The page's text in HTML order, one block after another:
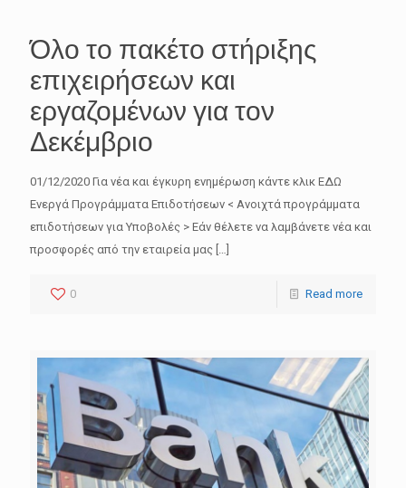
Όλο το πακέτο στήριξης
επιχειρήσεων και
εργαζομένων για τον
Δεκέμβριο
01/12/2020 Για νέα και έγκυρη ενημέρωση κάντε κλικ ΕΔΩ
Ενεργά Προγράμματα Επιδοτήσεων < Ανοιχτά προγράμματα
επιδοτήσεων για Υποβολές > Εάν θέλετε να λαμβάνετε νέα και
προσφορές από την εταιρεία μας […]
0 Read more